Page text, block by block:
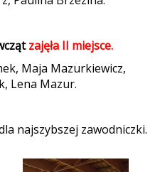
zajęła II miejsce.
Maja Mazurkiewicz,
Lena Mazur.
najszybszej zawodniczki.